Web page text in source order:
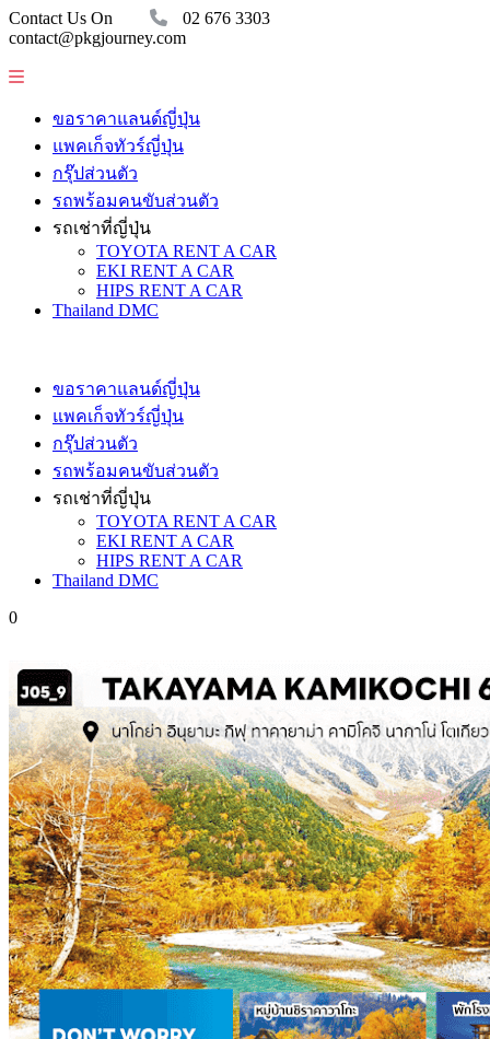
Contact Us On
02 676 3303
contact@pkgjourney.com
ขอราคาแลนด์ญี่ปุ่น
แพคเก็จทัวร์ญี่ปุ่น
กรุ๊ปส่วนตัว
รถพร้อมคนขับส่วนตัว
รถเช่าที่ญี่ปุ่น
TOYOTA RENT A CAR
EKI RENT A CAR
HIPS RENT A CAR
Thailand DMC
ขอราคาแลนด์ญี่ปุ่น
แพคเก็จทัวร์ญี่ปุ่น
กรุ๊ปส่วนตัว
รถพร้อมคนขับส่วนตัว
รถเช่าที่ญี่ปุ่น
TOYOTA RENT A CAR
EKI RENT A CAR
HIPS RENT A CAR
Thailand DMC
0